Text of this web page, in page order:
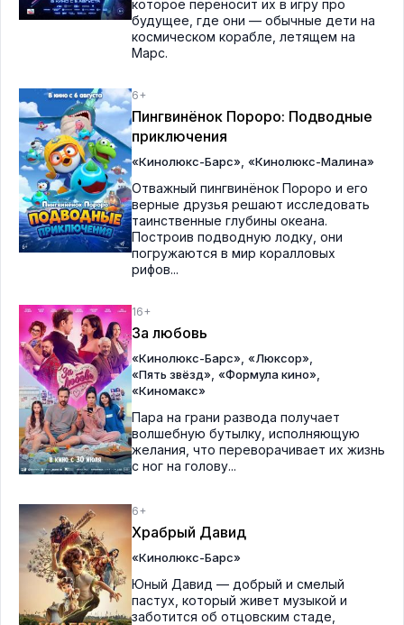
которое переносит их в игру про
будущее, где они — обычные дети на
космическом корабле, летящем на
Марс.
6+
Пингвинёнок Пороро: Подводные
приключения
«Кинолюкс-Барс», «Кинолюкс-Малина»
Отважный пингвинёнок Пороро и его
верные друзья решают исследовать
таинственные глубины океана.
Построив подводную лодку, они
погружаются в мир коралловых
рифов...
16+
За любовь
«Кинолюкс-Барс», «Люксор»,
«Пять звёзд», «Формула кино»,
«Киномакс»
Пара на грани развода получает
волшебную бутылку, исполняющую
желания, что переворачивает их жизнь
с ног на голову...
6+
Храбрый Давид
«Кинолюкс-Барс»
Юный Давид — добрый и смелый
пастух, который живет музыкой и
заботится об отцовским стаде,